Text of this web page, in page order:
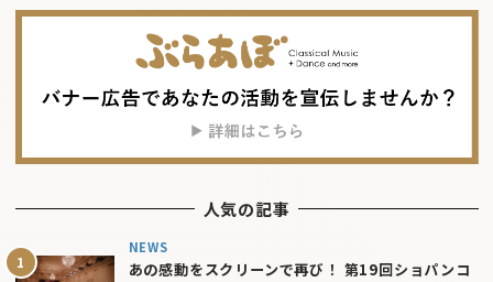
人気の記事
NEWS
あの感動をスクリーンで再び！ 第19回ショパンコ